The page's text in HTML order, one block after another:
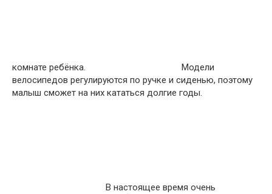
комнате ребёнка.
Модели
велосипедов регулируются по ручке и сиденью, поэтому
малыш сможет на них кататься долгие годы.
В настоящее время очень